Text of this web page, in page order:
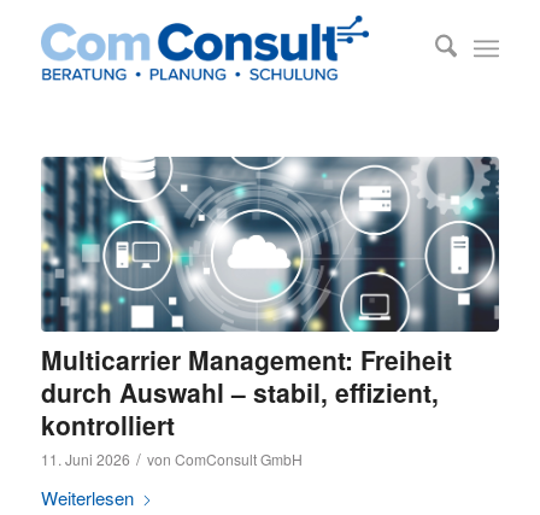
Multicarrier Management: Freiheit
durch Auswahl – stabil, effizient,
kontrolliert
11. Juni 2026 / von ComConsult GmbH
Weiterlesen